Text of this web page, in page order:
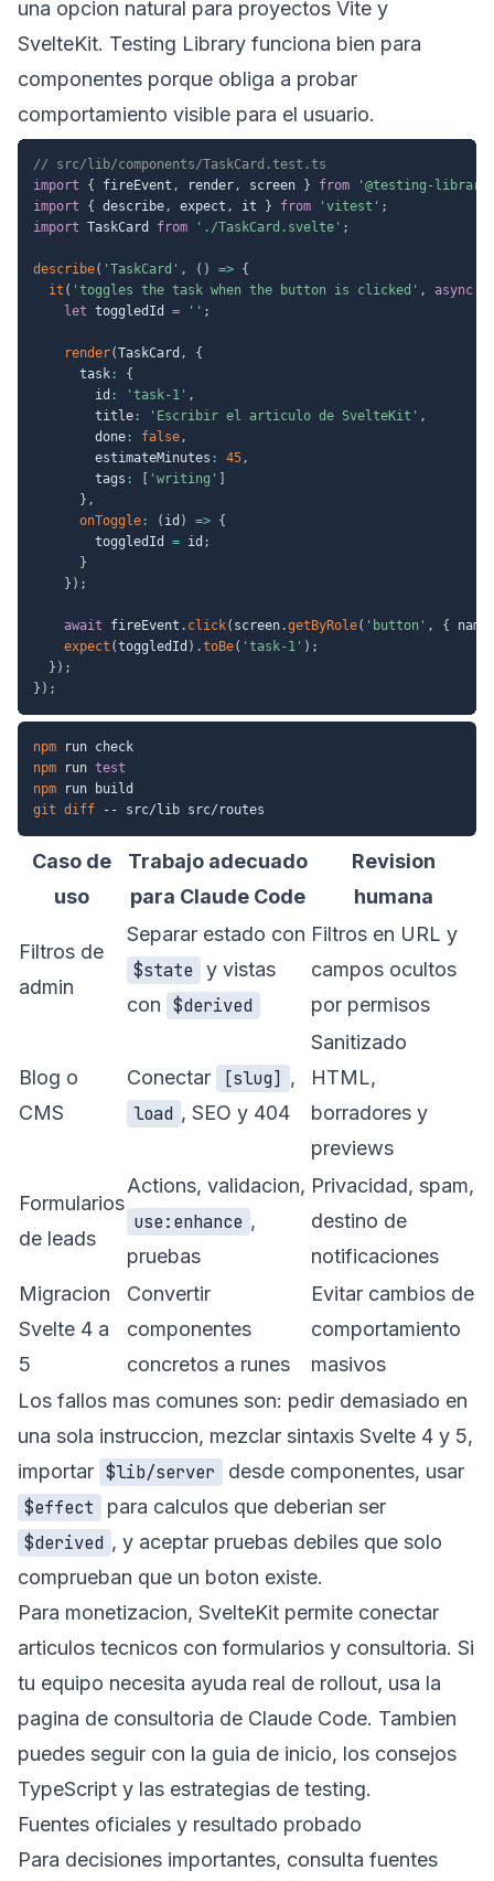
una opcion natural para proyectos Vite y
SvelteKit. Testing Library funciona bien para
componentes porque obliga a probar
comportamiento visible para el usuario.
// src/lib/components/TaskCard.test.ts
import
{ fireEvent , render, screen } from
'@testing-
import
{ describe, expect , it } from 'vitest' ;
import TaskCard from './TaskCard.svelte' ;
describe( 'TaskCard' , ( ) => {
it ( 'toggles the task when the button is clicked' , async
let toggledId = '' ;
render(TaskCard ,
{
      task
:
{
        id
: 'task-1' ,
        title
: 'Escribir el articulo de SvelteKit' ,
        done
: false,
        estimateMinutes
: 45,
        tags
: 'writing'
} ,
onToggle : ( id ) => {
        toggledId
= id ;
}
} ) ;
await fireEvent . click( screen.getByRole( 'button' , { name
expect (toggledId ) .toBe( 'task-1' ) ;
} ) ;
} ) ;
npm
npm run test
npm
git diff
Caso de
uso
Trabajo adecuado
para Claude Code
Revision
humana
Filtros de
admin
Separar estado con
$state
y vistas
con $derived
Filtros en URL y
campos ocultos
por permisos
Blog o
CMS
Conectar [slug] ,
load , SEO y 404
Sanitizado
HTML,
borradores y
previews
Formularios
de leads
Actions, validacion,
use:enhance ,
pruebas
Privacidad, spam,
destino de
notificaciones
Migracion
Svelte 4 a
5
Convertir
componentes
concretos a runes
Evitar cambios de
comportamiento
masivos
Los fallos mas comunes son: pedir demasiado en
una sola instruccion, mezclar sintaxis Svelte 4 y 5,
importar $lib/server
desde componentes, usar
$effect
para calculos que deberian ser
$derived , y aceptar pruebas debiles que solo
comprueban que un boton existe.
Para monetizacion, SvelteKit permite conectar
articulos tecnicos con formularios y consultoria. Si
tu equipo necesita ayuda real de rollout, usa la
pagina de consultoria de Claude Code. Tambien
puedes seguir con la guia de inicio, los consejos
TypeScript y las estrategias de testing.
Fuentes oficiales y resultado probado
Para decisiones importantes, consulta fuentes